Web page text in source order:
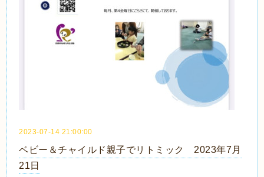
2023-07-14 21:00:00
ベビー＆チャイルド親子でリトミック 2023年7月
21日